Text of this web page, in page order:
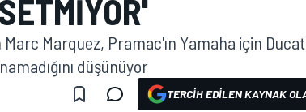
Marquez, Pramac'ın Yamaha için
düşünüyor
TERCIH EDILEN KAYNAK